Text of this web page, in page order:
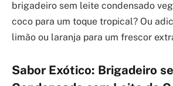
brigadeiro sem leite condensado
coco para um toque tropical? Ou
limão ou laranja para um frescor
Sabor Exótico: Brigadeiro